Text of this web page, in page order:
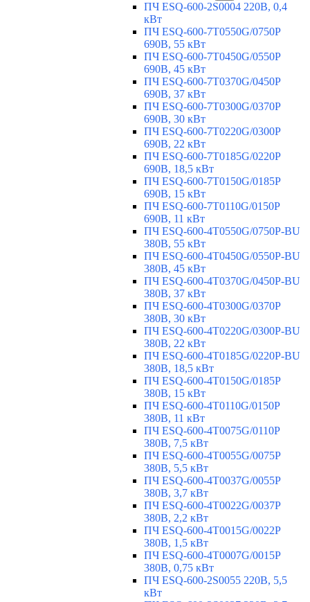
ПЧ ESQ-600-2S0004 220В, 0,4
кВт
ПЧ ESQ-600-7T0550G/0750P
690В, 55 кВт
ПЧ ESQ-600-7T0450G/0550P
690В, 45 кВт
ПЧ ESQ-600-7T0370G/0450P
690В, 37 кВт
ПЧ ESQ-600-7T0300G/0370P
690В, 30 кВт
ПЧ ESQ-600-7T0220G/0300P
690В, 22 кВт
ПЧ ESQ-600-7T0185G/0220P
690В, 18,5 кВт
ПЧ ESQ-600-7T0150G/0185P
690В, 15 кВт
ПЧ ESQ-600-7T0110G/0150P
690В, 11 кВт
ПЧ ESQ-600-4T0550G/0750P-BU
380В, 55 кВт
ПЧ ESQ-600-4T0450G/0550P-BU
380В, 45 кВт
ПЧ ESQ-600-4T0370G/0450P-BU
380В, 37 кВт
ПЧ ESQ-600-4T0300G/0370P
380В, 30 кВт
ПЧ ESQ-600-4T0220G/0300P-BU
380В, 22 кВт
ПЧ ESQ-600-4T0185G/0220P-BU
380В, 18,5 кВт
ПЧ ESQ-600-4T0150G/0185P
380В, 15 кВт
ПЧ ESQ-600-4T0110G/0150P
380В, 11 кВт
ПЧ ESQ-600-4T0075G/0110P
380В, 7,5 кВт
ПЧ ESQ-600-4T0055G/0075P
380В, 5,5 кВт
ПЧ ESQ-600-4T0037G/0055P
380В, 3,7 кВт
ПЧ ESQ-600-4T0022G/0037P
380В, 2,2 кВт
ПЧ ESQ-600-4T0015G/0022P
380В, 1,5 кВт
ПЧ ESQ-600-4T0007G/0015P
380В, 0,75 кВт
ПЧ ESQ-600-2S0055 220В, 5,5
кВт